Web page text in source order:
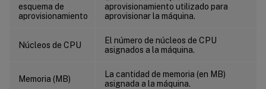
esquema de
aprovisionamiento
aprovisionamiento utilizado para
aprovisionar la máquina.
Núcleos de CPU
El número de núcleos de CPU
asignados a la máquina.
Memoria (MB)
La cantidad de memoria (en MB)
asignada a la máquina.